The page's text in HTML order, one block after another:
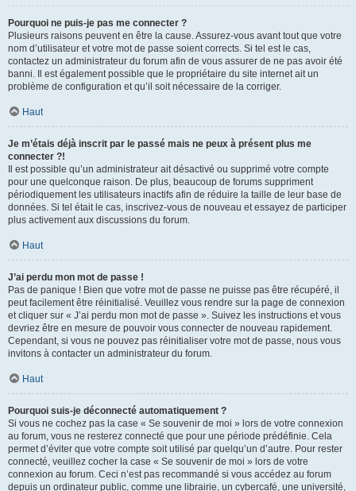
Pourquoi ne puis-je pas me connecter ?
Plusieurs raisons peuvent en être la cause. Assurez-vous avant tout que votre
nom d’utilisateur et votre mot de passe soient corrects. Si tel est le cas,
contactez un administrateur du forum afin de vous assurer de ne pas avoir été
banni. Il est également possible que le propriétaire du site internet ait un
problème de configuration et qu’il soit nécessaire de la corriger.
Haut
Je m’étais déjà inscrit par le passé mais ne peux à présent plus me
connecter ?!
Il est possible qu’un administrateur ait désactivé ou supprimé votre compte
pour une quelconque raison. De plus, beaucoup de forums suppriment
périodiquement les utilisateurs inactifs afin de réduire la taille de leur base de
données. Si tel était le cas, inscrivez-vous de nouveau et essayez de participer
plus activement aux discussions du forum.
Haut
J’ai perdu mon mot de passe !
Pas de panique ! Bien que votre mot de passe ne puisse pas être récupéré, il
peut facilement être réinitialisé. Veuillez vous rendre sur la page de connexion
et cliquer sur « J’ai perdu mon mot de passe ». Suivez les instructions et vous
devriez être en mesure de pouvoir vous connecter de nouveau rapidement.
Cependant, si vous ne pouvez pas réinitialiser votre mot de passe, nous vous
invitons à contacter un administrateur du forum.
Haut
Pourquoi suis-je déconnecté automatiquement ?
Si vous ne cochez pas la case « Se souvenir de moi » lors de votre connexion
au forum, vous ne resterez connecté que pour une période prédéfinie. Cela
permet d’éviter que votre compte soit utilisé par quelqu’un d’autre. Pour rester
connecté, veuillez cocher la case « Se souvenir de moi » lors de votre
connexion au forum. Ceci n’est pas recommandé si vous accédez au forum
depuis un ordinateur public, comme une librairie, un cybercafé, une université,